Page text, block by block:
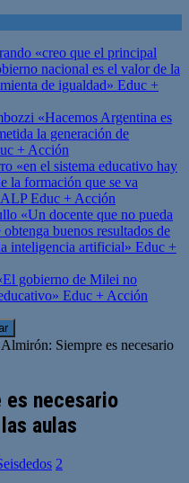
«creo que el principal
nacional es el valor de la
de igualdad» Educ +
«Hacemos Argentina es
la generación de
+ Acción
«en el sistema educativo hay
la formación que se va
Educ + Acción
«Un docente que no pueda
buenos resultados de
inteligencia artificial» Educ +
gobierno de Milei no
Educ + Acción
Siempre es necesario
necesario
aulas
2